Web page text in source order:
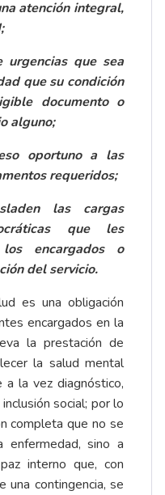
atención integral,
que sea
que su condición
documento o
alguno;
oportuno a las
requeridos;
las cargas
que les
encargados o
del servicio.
es una obligación
encargados en la
la prestación de
la salud mental
a la vez diagnóstico,
social; por lo
completa que no se
enfermedad, sino a
interno que, con
una contingencia, se